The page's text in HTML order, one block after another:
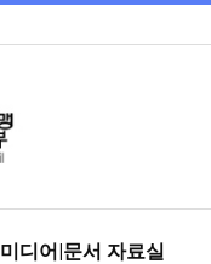
미디어|문서 자료실